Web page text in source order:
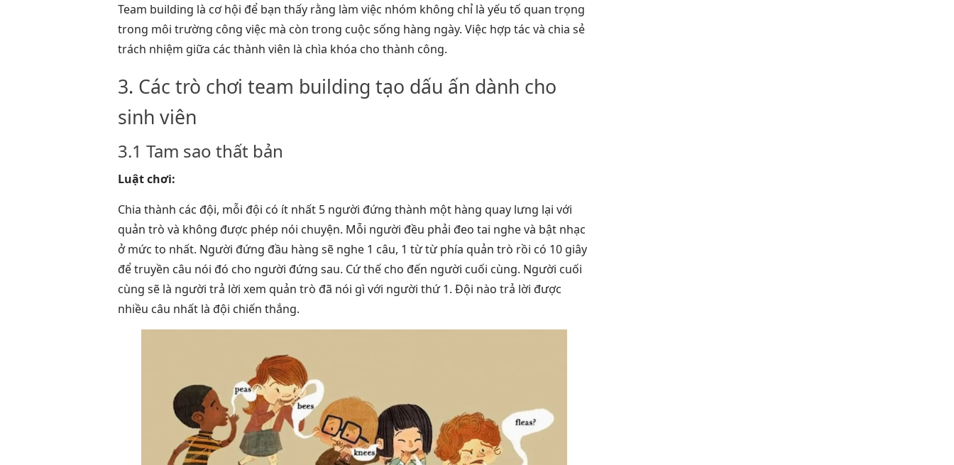
Team building là cơ hội để bạn thấy rằng làm việc nhóm không chỉ là yếu tố quan trọng
trong môi trường công việc mà còn trong cuộc sống hàng ngày. Việc hợp tác và chia sẻ
trách nhiệm giữa các thành viên là chìa khóa cho thành công.
3. Các trò chơi team building tạo dấu ấn dành cho
sinh viên
3.1 Tam sao thất bản
Luật chơi:
Chia thành các đội, mỗi đội có ít nhất 5 người đứng thành một hàng quay lưng lại với
quản trò và không được phép nói chuyện. Mỗi người đều phải đeo tai nghe và bật nhạc
ở mức to nhất. Người đứng đầu hàng sẽ nghe 1 câu, 1 từ từ phía quản trò rồi có 10 giây
để truyền câu nói đó cho người đứng sau. Cứ thế cho đến người cuối cùng. Người cuối
cùng sẽ là người trả lời xem quản trò đã nói gì với người thứ 1. Đội nào trả lời được
nhiều câu nhất là đội chiến thắng.